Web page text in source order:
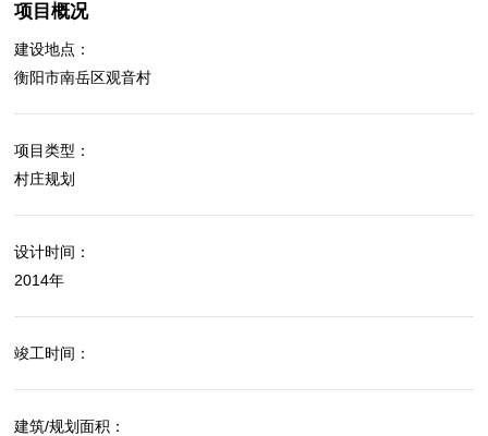
项目概况
建设地点：
衡阳市南岳区观音村
项目类型：
村庄规划
设计时间：
2014年
竣工时间：
建筑/规划面积：